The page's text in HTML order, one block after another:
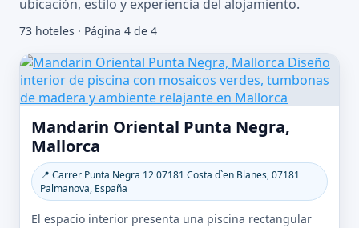
ubicación, estilo y experiencia del alojamiento.
73 hoteles · Página 4 de 4
Mandarin Oriental Punta Negra,
Mallorca
📍 Carrer Punta Negra 12 07181 Costa d`en Blanes, 07181
Palmanova, España
El espacio interior presenta una piscina rectangular